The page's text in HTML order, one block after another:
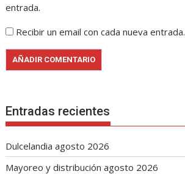
entrada.
Recibir un email con cada nueva entrada.
Entradas recientes
Dulcelandia agosto 2026
Mayoreo y distribución agosto 2026